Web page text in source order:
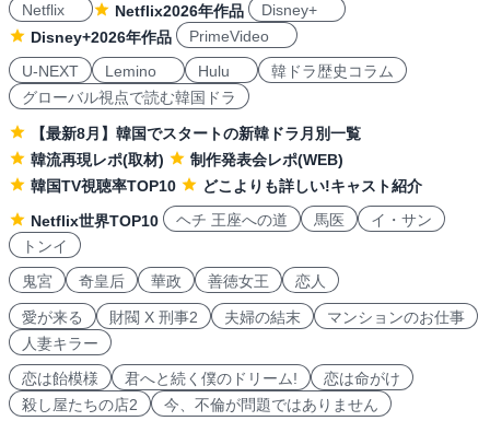
Netflix
Netflix2026年作品
Disney+
Disney+2026年作品
PrimeVideo
U-NEXT
Lemino Hulu
韓ドラ歴史コラム
グローバル視点で読む韓国ドラ
【最新8月】韓国でスタートの新韓ドラ月別一覧
韓流再現レポ(取材)
制作発表会レポ(WEB)
韓国TV視聴率TOP10
どこよりも詳しい!キャスト紹介
Netflix世界TOP10
ヘチ 王座への道 馬医
イ・サン
トンイ
鬼宮
奇皇后 華政 善徳女王 恋人
愛が来る 財閥 X 刑事2 夫婦の結末
マンションのお仕事
人妻キラー
恋は飴模様
君へと続く僕のドリーム!
恋は命がけ
殺し屋たちの店2
今、不倫が問題ではありません